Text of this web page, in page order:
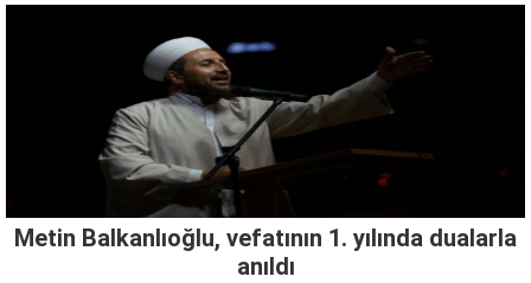
Metin Balkanlıoğlu, vefatının 1. yılında dualarla
anıldı